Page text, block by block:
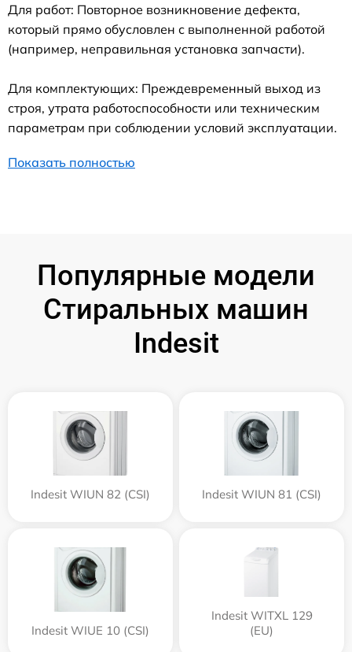
Для работ: Повторное возникновение дефекта,
который прямо обусловлен с выполненной работой
(например, неправильная установка запчасти).
Для комплектующих: Преждевременный выход из
строя, утрата работоспособности или техническим
параметрам при соблюдении условий эксплуатации.
Показать полностью
Популярные модели
Стиральных машин
Indesit
Indesit WIUN 82 (CSI) Indesit WIUN 81 (CSI)
Indesit WIUE 10 (CSI)
Indesit WITXL 129
(EU)